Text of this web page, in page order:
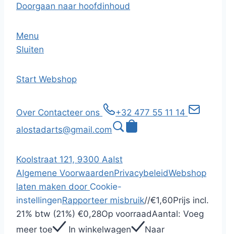
Doorgaan naar hoofdinhoud
Menu
Sluiten
Start Webshop
Over Contacteer ons
+32 477 55 11 14
alostadarts@gmail.com
Koolstraat 121, 9300 Aalst
Algemene VoorwaardenPrivacybeleidWebshop
laten maken door Cookie-
instellingenRapporteer misbruik//€1,60Prijs incl.
21% btw (21%) €0,28Op voorraadAantal: Voeg
meer toe
In winkelwagen Naar